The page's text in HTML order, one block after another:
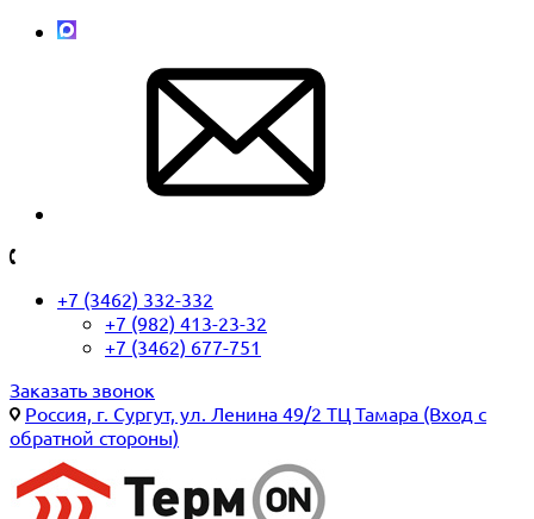
+7 (3462) 332-332
+7 (982) 413-23-32
+7 (3462) 677-751
Заказать звонок
Россия, г. Сургут, ул. Ленина 49/2 ТЦ Тамара (Вход с
обратной стороны)